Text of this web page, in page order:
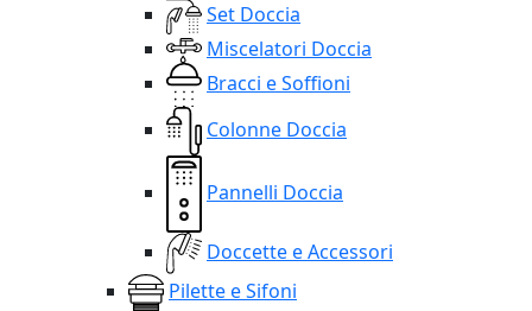
Set Doccia
Miscelatori Doccia
Bracci e Soffioni
Colonne Doccia
Pannelli Doccia
Doccette e Accessori
Pilette e Sifoni